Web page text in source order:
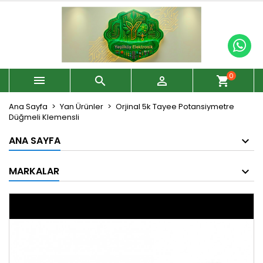
   shopping_cart0
Ana Sayfa Yan Ürünler
Orjinal 5k Tayee Potansiymetre
Düğmeli Klemensli
ANA SAYFA
MARKALAR